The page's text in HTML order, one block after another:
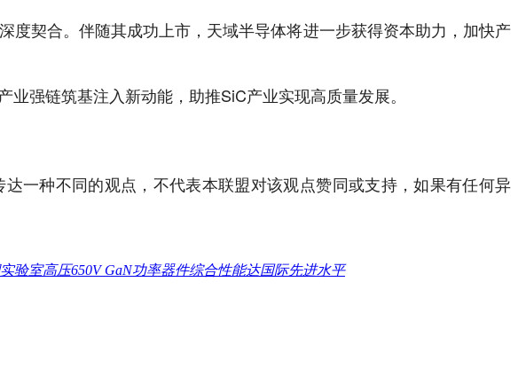
契合。伴随其成功上市，天域半导体将进一步获得资本助力，加快产
强链筑基注入新动能，助推SiC产业实现高质量发展。
一种不同的观点，不代表本联盟对该观点赞同或支持，如果有任何异
验室高压650V GaN功率器件综合性能达国际先进水平